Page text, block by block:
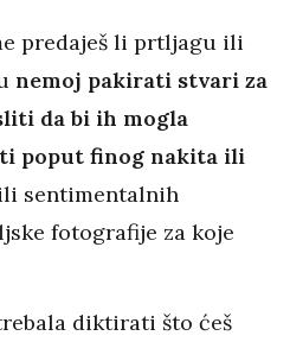
predaješ li prtljagu ili
nemoj pakirati stvari za
da bi ih mogla
poput finog nakita ili
sentimentalnih
fotografije za koje
diktirati što ćeš